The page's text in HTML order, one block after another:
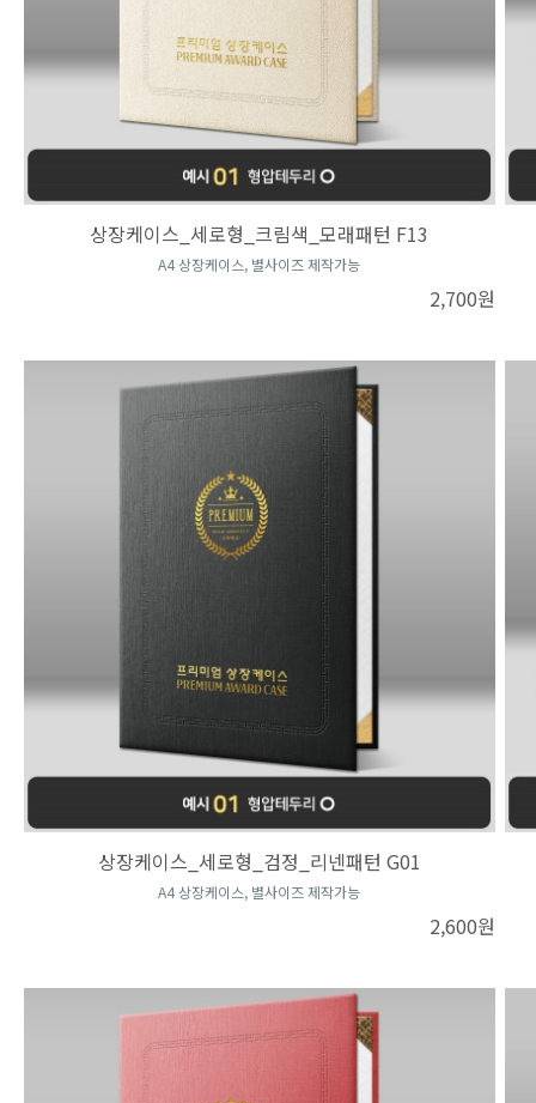
상장케이스_세로형_크림색_모래패턴 F13
A4 상장케이스, 별사이즈 제작가능
2,700원
상장케이스_세로형_검정_리넨패턴 G01
A4 상장케이스, 별사이즈 제작가능
2,600원